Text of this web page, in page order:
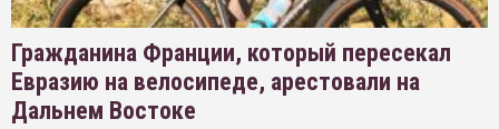
Гражданина Франции, который пересекал
Евразию на велосипеде, арестовали на
Дальнем Востоке